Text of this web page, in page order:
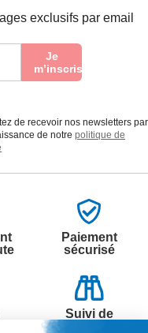
exclusifs par email
Je
m’inscris
de recevoir nos newsletters par
de notre politique de
Paiement
sécurisé
Suivi de
commande